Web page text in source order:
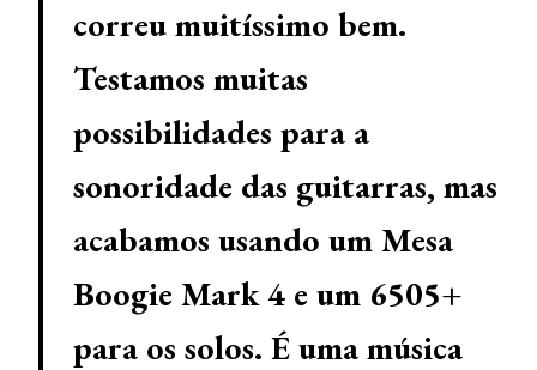
correu muitíssimo bem.
Testamos muitas
possibilidades para a
sonoridade das guitarras, mas
acabamos usando um Mesa
Boogie Mark 4 e um 6505+
para os solos. É uma música